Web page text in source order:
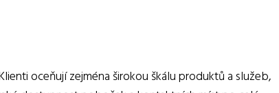
oceňují zejména širokou škálu produktů a služeb,